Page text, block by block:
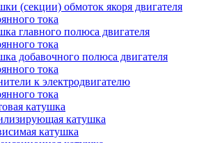
(секции) обмоток якоря двигателя
тока
главного полюса двигателя
тока
добавочного полюса двигателя
тока
к электродвигателю
тока
катушка
катушка
катушка